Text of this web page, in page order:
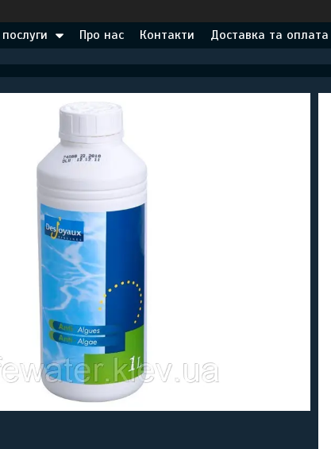
Про нас Контакти Доставка та оплата